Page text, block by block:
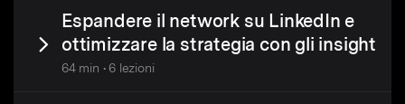
Espandere il network su LinkedIn e
ottimizzare la strategia con gli insight
64 min • 6 lezioni